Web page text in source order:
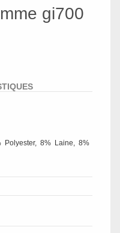
gi700
Polyester, 8% Laine, 8%